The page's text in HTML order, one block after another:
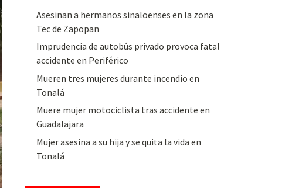
Asesinan a hermanos sinaloenses en la zona
Tec de Zapopan
Imprudencia de autobús privado provoca fatal
accidente en Periférico
Mueren tres mujeres durante incendio en
Tonalá
Muere mujer motociclista tras accidente en
Guadalajara
Mujer asesina a su hija y se quita la vida en
Tonalá